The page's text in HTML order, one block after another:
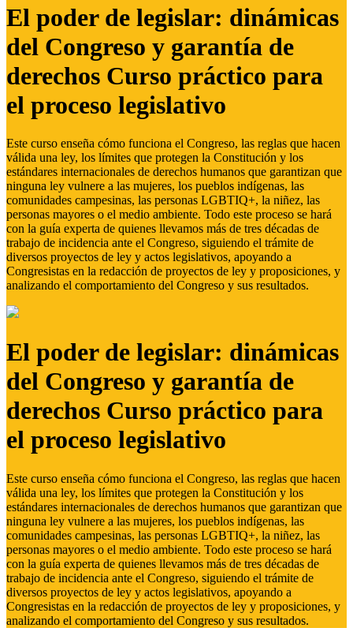
El poder de legislar: dinámicas
del Congreso y garantía de
derechos Curso práctico para
el proceso legislativo
Este curso enseña cómo funciona el Congreso, las reglas que hacen
válida una ley, los límites que protegen la Constitución y los
estándares internacionales de derechos humanos que garantizan que
ninguna ley vulnere a las mujeres, los pueblos indígenas, las
comunidades campesinas, las personas LGBTIQ+, la niñez, las
personas mayores o el medio ambiente. Todo este proceso se hará
con la guía experta de quienes llevamos más de tres décadas de
trabajo de incidencia ante el Congreso, siguiendo el trámite de
diversos proyectos de ley y actos legislativos, apoyando a
Congresistas en la redacción de proyectos de ley y proposiciones, y
analizando el comportamiento del Congreso y sus resultados.
El poder de legislar: dinámicas
del Congreso y garantía de
derechos Curso práctico para
el proceso legislativo
Este curso enseña cómo funciona el Congreso, las reglas que hacen
válida una ley, los límites que protegen la Constitución y los
estándares internacionales de derechos humanos que garantizan que
ninguna ley vulnere a las mujeres, los pueblos indígenas, las
comunidades campesinas, las personas LGBTIQ+, la niñez, las
personas mayores o el medio ambiente. Todo este proceso se hará
con la guía experta de quienes llevamos más de tres décadas de
trabajo de incidencia ante el Congreso, siguiendo el trámite de
diversos proyectos de ley y actos legislativos, apoyando a
Congresistas en la redacción de proyectos de ley y proposiciones, y
analizando el comportamiento del Congreso y sus resultados.